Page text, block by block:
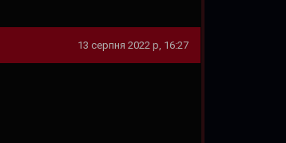
13 серпня 2022 р, 16:27